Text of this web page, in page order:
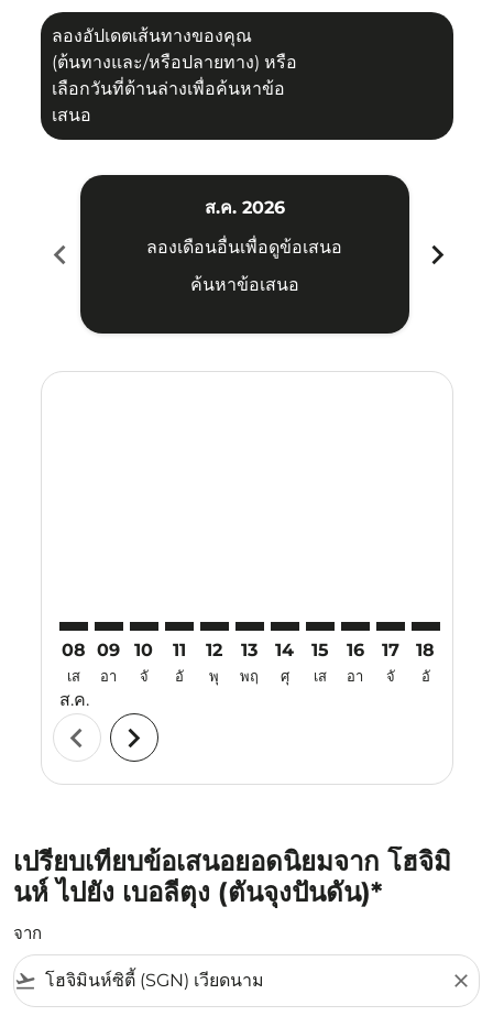
ลองอัปเดตเส้นทางของคุณ
(ต้นทางและ/หรือปลายทาง) หรือ
เลือกวันที่ด้านล่างเพื่อค้นหาข้อ
เสนอ
chevron_left
ส.ค. 2026
ลองเดือนอื่นเพื่อดูข้อเสนอ
ค้นหาข้อเสนอ
chevron_right
08
เส
ส.ค.
09
อา
10
จั
11
อั
12
พุ
13
พฤ
14
ศุ
15
เส
16
อา
17
จั
18
อั
chevron_left chevron_right
เปรียบเทียบข้อเสนอยอดนิยมจาก โฮจิมิ
นห์ ไปยัง เบอลีตุง (ตันจุงปันดัน)*
จาก
flight_takeoff close